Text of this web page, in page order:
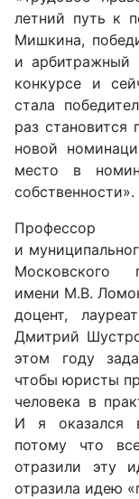
летний путь к
Мишкина,
и арбитражный
конкурсе и
стала
раз
новой
место в
собственности».
Профессор
и
Московского
имени М.В.
доцент,
Дмитрий
этом году
чтобы юристы
человека в
И я оказался
потому что
отразили эту
отразила идею «